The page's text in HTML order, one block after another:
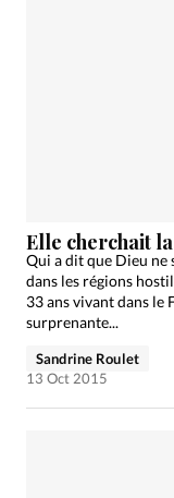
Elle cherchait
Qui a dit que Dieu ne
dans les régions
33 ans vivant dans le
surprenante...
Sandrine Roulet
13 Oct 2015